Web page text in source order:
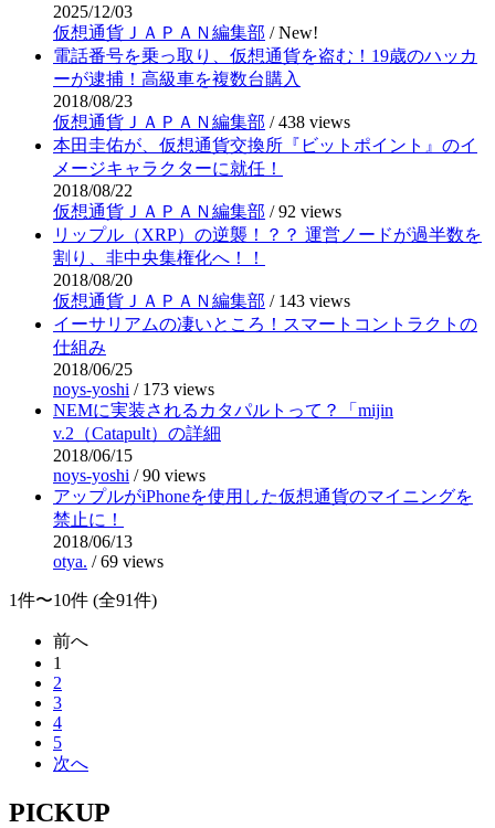
2025/12/03
仮想通貨ＪＡＰＡＮ編集部 /New!
電話番号を乗っ取り、仮想通貨を盗む！19歳のハッカ
ーが逮捕！高級車を複数台購入
2018/08/23
仮想通貨ＪＡＰＡＮ編集部 /438 views
本田圭佑が、仮想通貨交換所『ビットポイント』のイ
メージキャラクターに就任！
2018/08/22
仮想通貨ＪＡＰＡＮ編集部 /92 views
リップル（XRP）の逆襲！？？ 運営ノードが過半数を
割り、非中央集権化へ！！
2018/08/20
仮想通貨ＪＡＰＡＮ編集部 / 143 views
イーサリアムの凄いところ！スマートコントラクトの
仕組み
2018/06/25
noys-yoshi / 173 views
NEMに実装されるカタパルトって？「mijin
v.2（Catapult）の詳細
2018/06/15
noys-yoshi /90 views
アップルがiPhoneを使用した仮想通貨のマイニングを
禁止に！
2018/06/13
otya. /69 views
1件〜10件 (全91件)
前へ
1
2
3
4
5
次へ
PICKUP